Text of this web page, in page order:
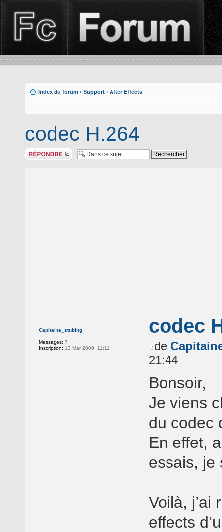
Index du forum ‹ Support ‹ After Effects
codec H.264
Répondre
Capitaine_stubing
Messages: 7
Inscription: 13 Mar 2009, 11:11
codec
de
21:44
Bonsoir,
Je viens
du codec
En effet,
essais, je
Voilà, j’ai
effects